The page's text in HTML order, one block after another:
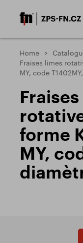
Home
Fraises limes
MY, code
forme
MY,